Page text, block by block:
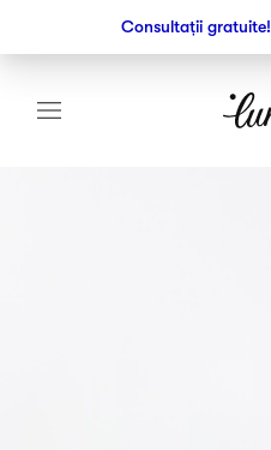
Consultații gratuite!